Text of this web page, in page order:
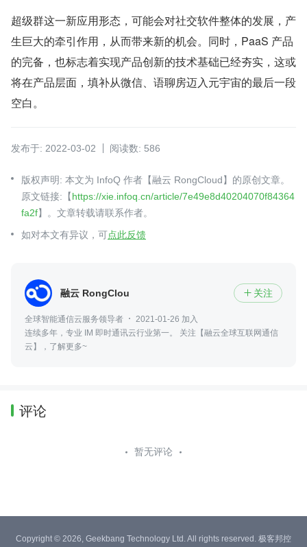
超级群这一新应用形态，可能会对社交软件整体的发展，产
生巨大的牵引作用，从而带来新的机会。同时，PaaS 产品
的完备，也标志着实现产品创新的技术基础已经夯实，这或
将在产品层面，填补从微信、语聊房迈入元宇宙的最后一段
空白。
发布于: 2022-03-02 阅读数: 586
版权声明: 本文为 InfoQ 作者【融云 RongCloud】的原创文章。
原文链接:【https://xie.infoq.cn/article/7e49e8d40204070f84364
fa2f】。文章转载请联系作者。
如对本文有异议，可点此反馈
融云 RongCloud  关注
全球智能通信云服务领导者
2021-01-26 加入
连续多年，专业 IM 即时通讯云行业第一。 关注【融云全球互联网通信
云】，了解更多~
评论
暂无评论
Copyright © 2026, Geekbang Technology Ltd. All rights reserved. 极客邦控